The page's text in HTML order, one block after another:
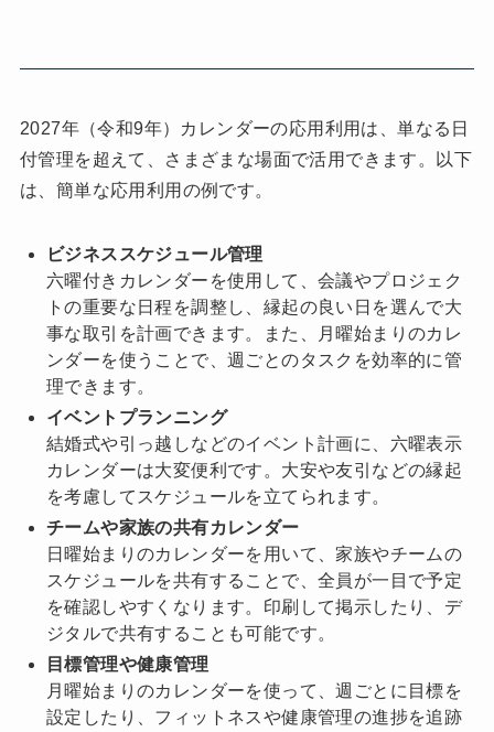
2027年（令和9年）カレンダーの応用利用は、単なる日
付管理を超えて、さまざまな場面で活用できます。以下
は、簡単な応用利用の例です。
ビジネススケジュール管理
六曜付きカレンダーを使用して、会議やプロジェク
トの重要な日程を調整し、縁起の良い日を選んで大
事な取引を計画できます。また、月曜始まりのカレ
ンダーを使うことで、週ごとのタスクを効率的に管
理できます。
イベントプランニング
結婚式や引っ越しなどのイベント計画に、六曜表示
カレンダーは大変便利です。大安や友引などの縁起
を考慮してスケジュールを立てられます。
チームや家族の共有カレンダー
日曜始まりのカレンダーを用いて、家族やチームの
スケジュールを共有することで、全員が一目で予定
を確認しやすくなります。印刷して掲示したり、デ
ジタルで共有することも可能です。
目標管理や健康管理
月曜始まりのカレンダーを使って、週ごとに目標を
設定したり、フィットネスや健康管理の進捗を追跡